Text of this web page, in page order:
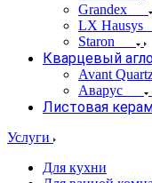
Grandex
LX Hausys
Staron
Кварцевый
Avant
Аварус
Листовая
Услуги
Для кухни